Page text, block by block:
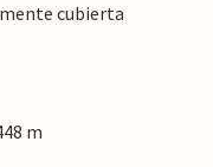
cubierta
m